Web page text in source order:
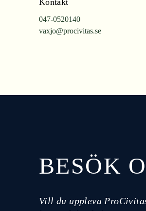
Kontakt
047-0520140
vaxjo@procivitas.se
BESÖK
Vill du uppleva